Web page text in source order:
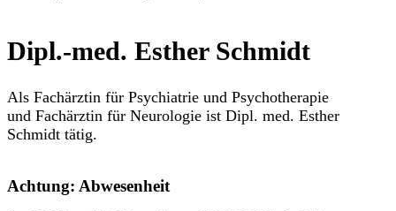
Dipl.-med. Esther Schmidt
Als Fachärztin für Psychiatrie und Psychotherapie
und Fachärztin für Neurologie ist Dipl. med. Esther
Schmidt tätig.
Achtung: Abwesenheit